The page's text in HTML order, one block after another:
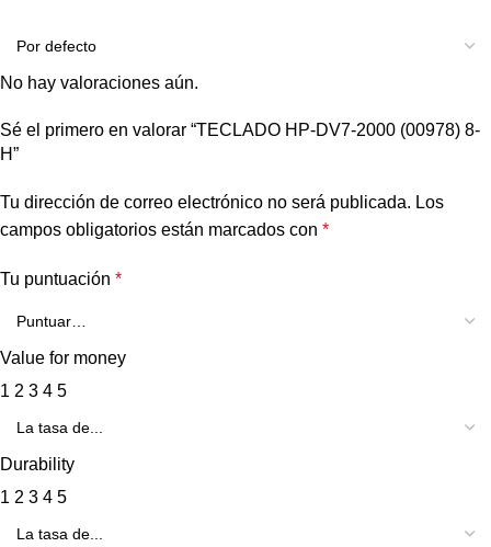
No hay valoraciones aún.
Sé el primero en valorar “TECLADO HP-DV7-2000 (00978) 8-
H”
Tu dirección de correo electrónico no será publicada. Los
campos obligatorios están marcados con *
Tu puntuación *
Value for money
1 2 3 4 5
Durability
1 2 3 4 5